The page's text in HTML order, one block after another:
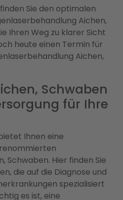
Sie den optimalen
Aichen,
Ihren Weg zu klarer Sicht
heute einen Termin für
Aichen,
Schwaben
für Ihre
Ihnen eine
Schwaben. Hier finden Sie
die auf die Diagnose und
spezialisiert
es ist, eine